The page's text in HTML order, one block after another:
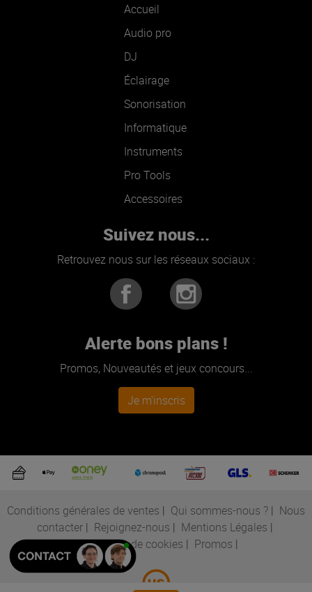
Accueil
Audio pro
DJ
Éclairage
Sonorisation
Informatique
Instruments
Pro Tools
Accessoires
Suivez nous...
Retrouvez nous sur les réseaux sociaux :
Alerte bons plans !
Promos, Nouveautés et jeux concours...
Je m'inscris
Conditions générales de ventes | Qui sommes-nous ? | Nous
contacter| Rejoignez-nous | Mentions Légales |
Préférences de cookies | Promos |